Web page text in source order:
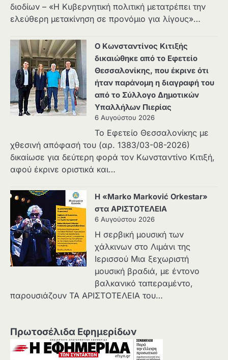
διοδίων – «Η Κυβερνητική πολιτική μετατρέπει την
ελεύθερη μετακίνηση σε προνόμιο για λίγους»…
Ο Κωνσταντίνος Κιτιξής
δικαιώθηκε από το Εφετείο
Θεσσαλονίκης, που έκρινε ότι
ήταν παράνομη η διαγραφή του
από το Σύλλογο Δημοτικών
Υπαλλήλων Πιερίας
6 Αυγούστου 2026
Το Εφετείο Θεσσαλονίκης με
χθεσινή απόφασή του (αρ. 1383/03-08-2026)
δικαίωσε για δεύτερη φορά τον Κωνσταντίνο Κιτιξή,
αφού έκρινε οριστικά και…
Η «Marko Marković Orkestar»
στα ΑΡΙΣΤΟΤΕΛΕΙΑ
6 Αυγούστου 2026
Η σερβική μουσική των
χάλκινων στο Λιμάνι της
Ιερισσού Μια ξεχωριστή
μουσική βραδιά, με έντονο
βαλκανικό ταπεραμέντο,
παρουσιάζουν ΤΑ ΑΡΙΣΤΟΤΕΛΕΙΑ του…
Πρωτοσέλιδα Εφημερίδων